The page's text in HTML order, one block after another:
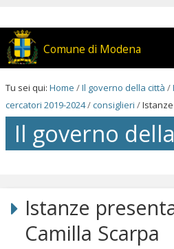
contenuti.
Salta
alla
Comune di Modena
Tu sei qui: Home /Il governo della città /
cercatori 2019-2024/consiglieri /
Il governo
Salta
navigazione
Istanze
Camilla Scarpa